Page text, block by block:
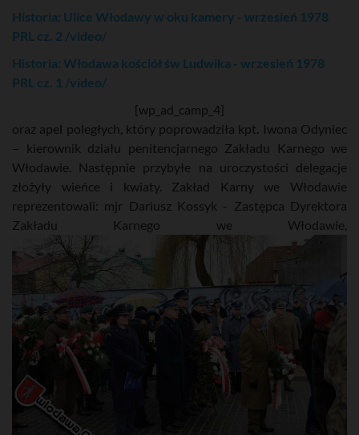
Historia: Ulice Włodawy w oku kamery - wrzesień 1978
PRL cz. 2 /video/
Historia: Włodawa kościół św Ludwika - wrzesień 1978
PRL cz. 1 /video/
[wp_ad_camp_4]
oraz apel poległych, który poprowadziła kpt. Iwona Odyniec
– kierownik działu penitencjarnego Zakładu Karnego we
Włodawie. Następnie przybyłe na uroczystości delegacje
złożyły wieńce i kwiaty. Zakład Karny we Włodawie
reprezentowali: mjr Dariusz Kossyk - Zastępca Dyrektora
Zakładu Karnego we Włodawie,